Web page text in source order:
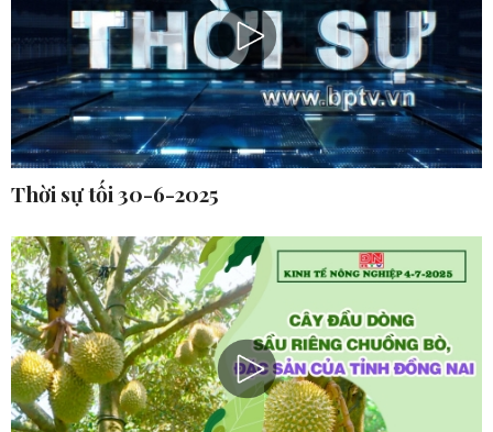
Thời sự tối 30-6-2025